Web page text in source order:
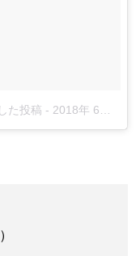
た投稿 - 2018年 6月月19日午後10時54分PDT